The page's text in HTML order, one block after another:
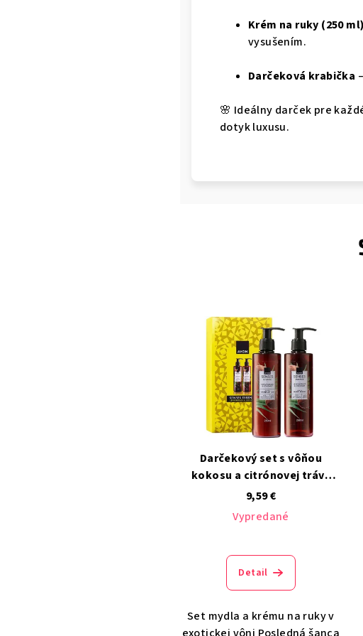
Krém na ruky (250 ml)
vysušením.
Darčeková krabička
🌸 Ideálny darček pre
dotyk luxusu.
Darčekový set s vôňou
kokosu a citrónovej trávy
Avon
9,59 €
Vypredané
Detail
Set mydla a krému na ruky v
exotickej vôni Posledná šanca